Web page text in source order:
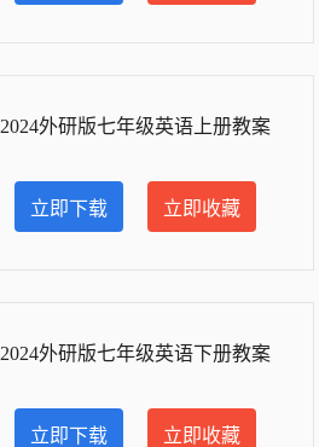
2024外研版七年级英语上册教案
立即下载 立即收藏
2024外研版七年级英语下册教案
立即下载 立即收藏